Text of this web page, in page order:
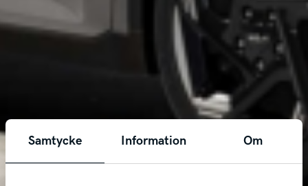
Samtycke Information Om